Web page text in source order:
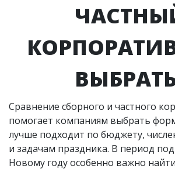
Сравнение сборного и частного
помогает компаниям выбрать
лучше подходит по бюджету,
и задачам праздника. В период
Новому году особенно важно